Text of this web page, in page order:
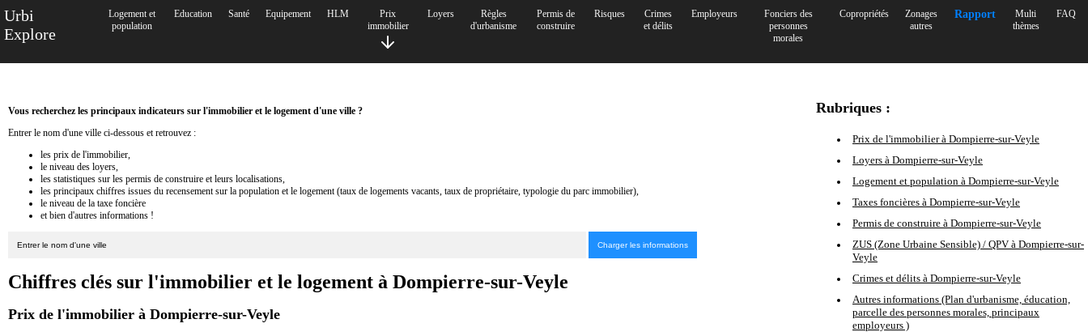
Urbi
Explore
Logement et
population
Education Santé Equipement HLM
Prix
immobilier
Loyers
Règles
d'urbanisme
Permis de
construire
Risques
Crimes
et délits
Employeurs
Fonciers des
personnes
morales
Copropriétés
Zonages
autres
Rapport
Multi
thèmes
FAQ
Rubriques :
Prix de l'immobilier à Dompierre-sur-Veyle
Loyers à Dompierre-sur-Veyle
Logement et population à Dompierre-sur-Veyle
Taxes foncières à Dompierre-sur-Veyle
Permis de construire à Dompierre-sur-Veyle
ZUS (Zone Urbaine Sensible) / QPV à Dompierre-sur-
Veyle
Crimes et délits à Dompierre-sur-Veyle
Autres informations (Plan d'urbanisme, éducation,
parcelle des personnes morales, principaux
employeurs )
Vous recherchez les principaux indicateurs sur l'immobilier et le logement d'une ville ?
Entrer le nom d'une ville ci-dessous et retrouvez :
les prix de l'immobilier,
le niveau des loyers,
les statistiques sur les permis de construire et leurs localisations,
les principaux chiffres issues du recensement sur la population et le logement (taux de logements vacants, taux de propriétaire, typologie du parc immobilier),
le niveau de la taxe foncière
et bien d'autres informations !
Chiffres clés sur l'immobilier et le logement à Dompierre-sur-Veyle
Prix de l'immobilier à Dompierre-sur-Veyle